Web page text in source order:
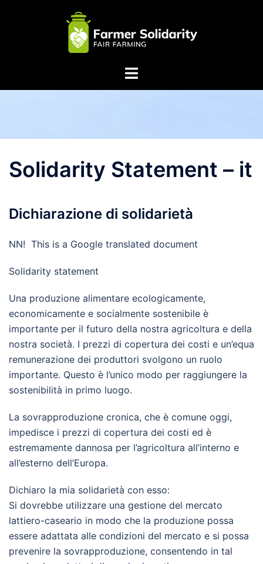
Solidarity Statement – it
Dichiarazione di solidarietà
NN! This is a Google translated document
Solidarity statement
Una produzione alimentare ecologicamente,
economicamente e socialmente sostenibile è
importante per il futuro della nostra agricoltura e della
nostra società. I prezzi di copertura dei costi e un’equa
remunerazione dei produttori svolgono un ruolo
importante. Questo è l’unico modo per raggiungere la
sostenibilità in primo luogo.
La sovrapproduzione cronica, che è comune oggi,
impedisce i prezzi di copertura dei costi ed è
estremamente dannosa per l’agricoltura all’interno e
all’esterno dell’Europa.
Dichiaro la mia solidarietà con esso:
Si dovrebbe utilizzare una gestione del mercato
lattiero-caseario in modo che la produzione possa
essere adattata alle condizioni del mercato e si possa
prevenire la sovrapproduzione, consentendo in tal